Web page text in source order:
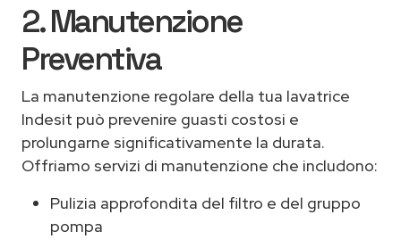
2. Manutenzione
Preventiva
La manutenzione regolare della tua lavatrice
Indesit può prevenire guasti costosi e
prolungarne significativamente la durata.
Offriamo servizi di manutenzione che includono:
Pulizia approfondita del filtro e del gruppo
pompa